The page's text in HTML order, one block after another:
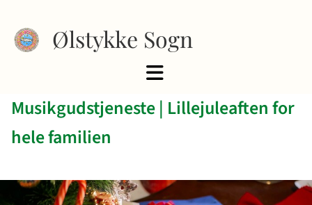
Ølstykke Sogn
Musikgudstjeneste | Lillejuleaften for
hele familien